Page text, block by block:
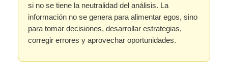
si no se tiene la neutralidad del análisis. La
información no se genera para alimentar egos, sino
para tomar decisiones, desarrollar estrategias,
corregir errores y aprovechar oportunidades.